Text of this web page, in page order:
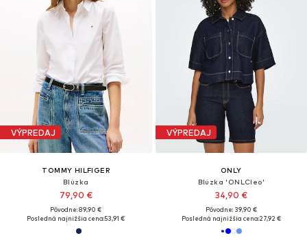
VÝPREDAJ
TOMMY HILFIGER
Blúzka
79,90 €
Pôvodne: 89,90 €
Posledná najnižšia cena:53,91 €
VÝPREDAJ
ONLY
Blúzka 'ONLCleo'
34,90 €
Pôvodne: 39,90 €
Posledná najnižšia cena:27,92 €